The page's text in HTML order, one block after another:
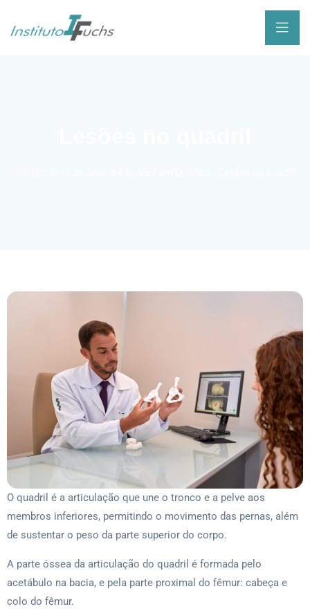
O quadril é a articulação que une o tronco e a pelve aos
membros inferiores, permitindo o movimento das pernas, além
de sustentar o peso da parte superior do corpo.
A parte óssea da articulação do quadril é formada pelo
acetábulo na bacia, e pela parte proximal do fêmur: cabeça e
colo do fêmur.